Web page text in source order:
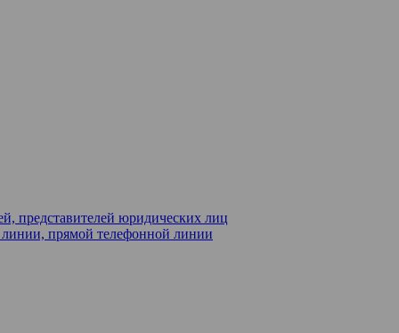
представителей юридических лиц
прямой телефонной линии